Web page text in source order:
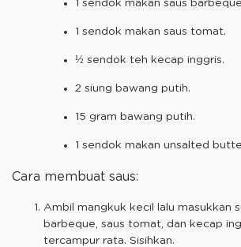
1 sendok makan saus
1 sendok makan saus tomat.
½ sendok teh kecap inggris.
2 siung bawang putih.
15 gram bawang putih.
1 sendok makan unsalted
Cara membuat saus:
Ambil mangkuk kecil lalu masukkan
barbeque, saus tomat, dan kecap
tercampur rata. Sisihkan.